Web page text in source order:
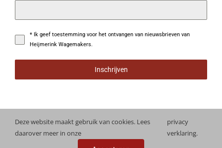
* Ik geef toestemming voor het ontvangen van nieuwsbrieven van
Heijmerink Wagemakers.
Inschrijven
2026 Heijmerink Wagemakers | Alle rechten
Deze website maakt gebruik van cookies. Lees
daarover meer in onze
privacy
verklaring.